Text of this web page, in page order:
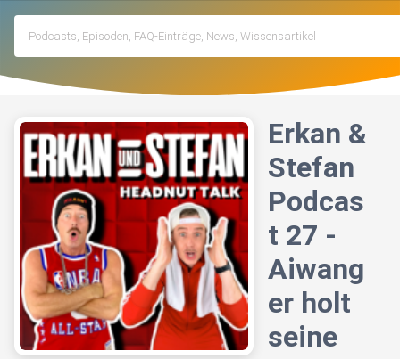
Erkan &
Stefan
Podcas
t 27 -
Aiwang
er holt
seine